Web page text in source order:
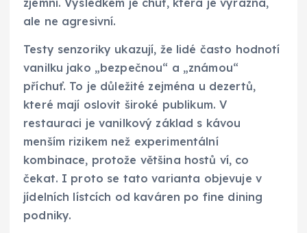
zjemní. Výsledkem je chuť, která je výrazná,
ale ne agresivní.
Testy senzoriky ukazují, že lidé často hodnotí
vanilku jako „bezpečnou“ a „známou“
příchuť. To je důležité zejména u dezertů,
které mají oslovit široké publikum. V
restauraci je vanilkový základ s kávou
menším rizikem než experimentální
kombinace, protože většina hostů ví, co
čekat. I proto se tato varianta objevuje v
jídelních lístcích od kaváren po fine dining
podniky.